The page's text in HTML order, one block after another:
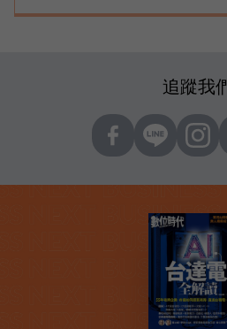
追蹤我